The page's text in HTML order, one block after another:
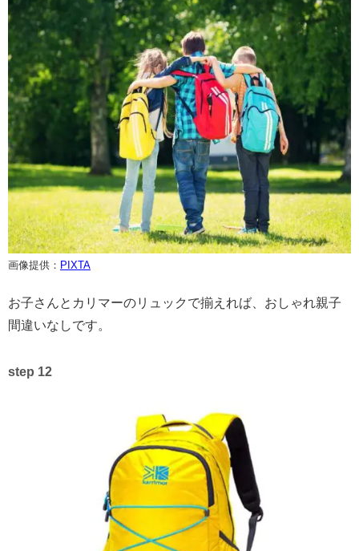
画像提供： PIXTA
お子さんとカリマーのリュックで揃えれば、おしゃれ親子
間違いなしです。
step 12